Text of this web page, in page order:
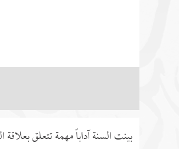
بينت السنة آداباً مهمة تتعلق